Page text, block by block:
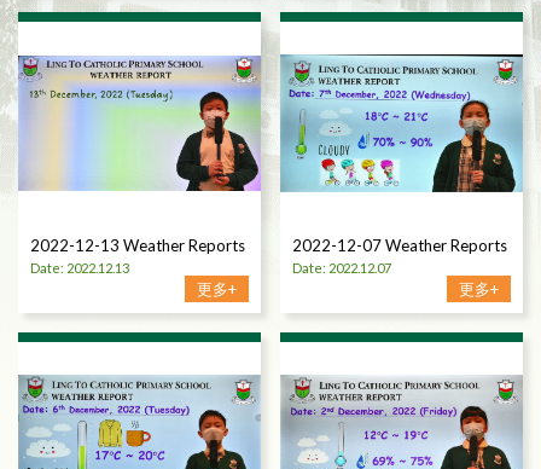
2022-12-13 Weather Reports
Date: 2022.12.13
更多+
2022-12-07 Weather Reports
Date: 2022.12.07
更多+